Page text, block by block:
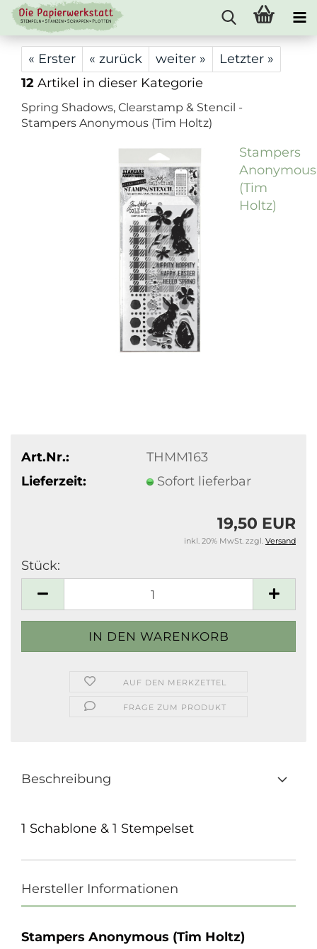
« Erster « zurück weiter »
Letzter »
12 Artikel in dieser Kategorie
Spring Shadows, Clearstamp & Stencil -
Stampers Anonymous (Tim Holtz)
Stampers
Anonymous
(Tim
Holtz)
Art.Nr.:
THMM163
Lieferzeit:
Sofort lieferbar
19,50 EUR
inkl. 20% MwSt. zzgl. Versand
Stück:
AUF DEN MERKZETTEL
FRAGE ZUM PRODUKT
Beschreibung
1 Schablone & 1 Stempelset
Hersteller Informationen
Stampers Anonymous (Tim Holtz)